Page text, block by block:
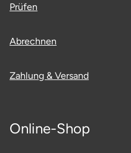
Prüfen
Abrechnen
Zahlung & Versand
Online-Shop